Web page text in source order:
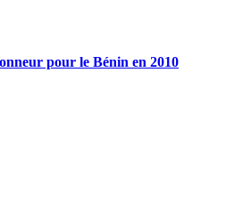
pour le Bénin en 2010